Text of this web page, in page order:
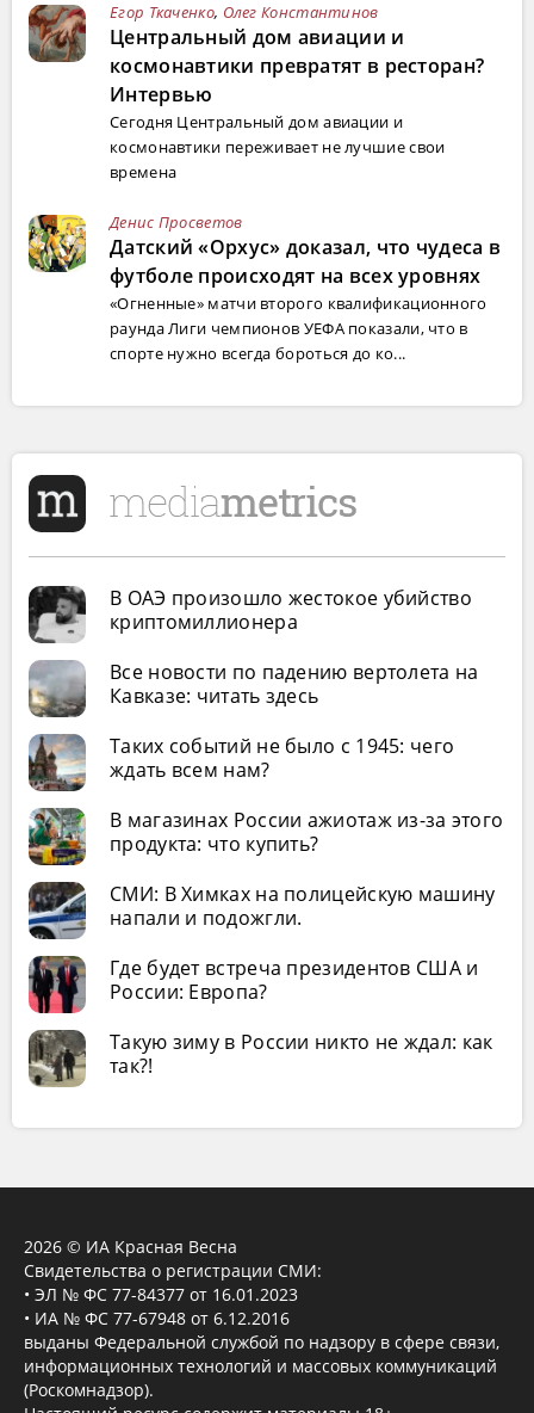
Егор Ткаченко, Олег Константинов
Центральный дом авиации и
космонавтики превратят в ресторан?
Интервью
Сегодня Центральный дом авиации и
космонавтики переживает не лучшие свои
времена
Денис Просветов
Датский «Орхус» доказал, что чудеса в
футболе происходят на всех уровнях
«Огненные» матчи второго квалификационного
раунда Лиги чемпионов УЕФА показали, что в
спорте нужно всегда бороться до ко...
В ОАЭ произошло жестокое убийство
криптомиллионера
Все новости по падению вертолета на
Кавказе: читать здесь
Таких событий не было с 1945: чего
ждать всем нам?
В магазинах России ажиотаж из-за этого
продукта: что купить?
СМИ: В Химках на полицейскую машину
напали и подожгли.
Где будет встреча президентов США и
России: Европа?
Такую зиму в России никто не ждал: как
так?!
2026 © ИА Красная Весна
Свидетельства о регистрации СМИ:
• ЭЛ № ФС 77-84377 от 16.01.2023
• ИА № ФС 77-67948 от 6.12.2016
выданы Федеральной службой по надзору в сфере связи,
информационных технологий и массовых коммуникаций
(Роскомнадзор).